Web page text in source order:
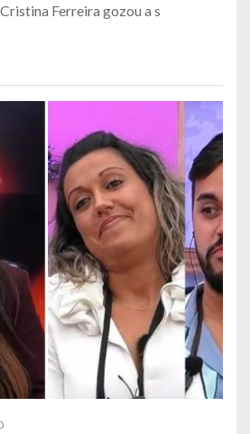
Ferreira gozou a s